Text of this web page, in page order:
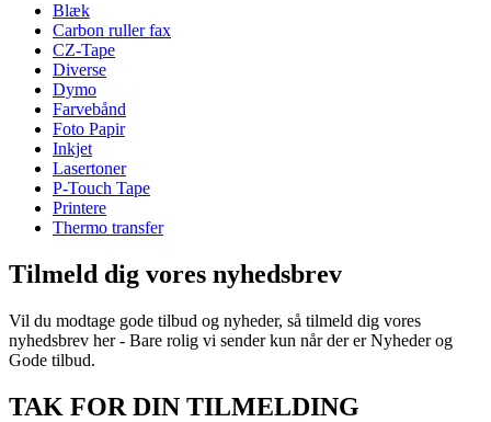
Blæk
Carbon ruller fax
CZ-Tape
Diverse
Dymo
Farvebånd
Foto Papir
Inkjet
Lasertoner
P-Touch Tape
Printere
Thermo transfer
Tilmeld dig vores nyhedsbrev
Vil du modtage gode tilbud og nyheder, så tilmeld dig vores
nyhedsbrev her - Bare rolig vi sender kun når der er Nyheder og
Gode tilbud.
TAK FOR DIN TILMELDING